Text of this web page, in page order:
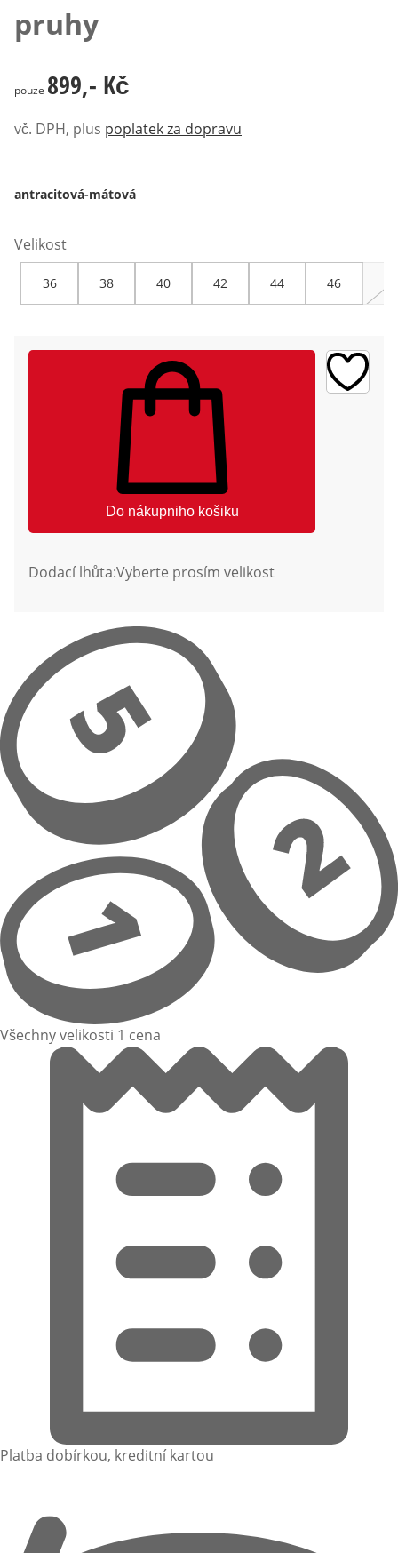
pruhy
899,- Kč
pouze 899,- Kč
vč. DPH, plus poplatek za dopravu
antracitová-mátová
Velikost
36 38 40 42 44 46
Do nákupniho košiku
Dodací lhůta:Vyberte prosím velikost
Všechny velikosti 1 cena
Platba dobírkou, kreditní kartou